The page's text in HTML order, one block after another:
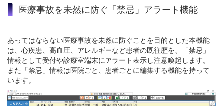
医療事故を未然に防ぐ「禁忌」アラート機能
あってはならない医療事故を未然に防ぐことを目的とした本機能
は、心疾患、高血圧、アレルギーなど患者の既往歴を、「禁忌」
情報として受付や診療室端末にアラート表示し注意喚起します。
また「禁忌」情報は医院ごと、患者ごとに編集する機能を持って
います。